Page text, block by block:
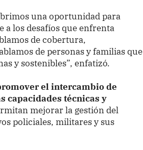
una oportunidad para
los desafíos que enfrenta
de cobertura,
de personas y familias que
y sostenibles”, enfatizó.
el intercambio de
capacidades técnicas y
mejorar la gestión del
policiales, militares y sus